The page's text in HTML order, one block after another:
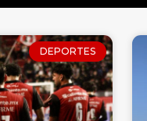
DEPORTES